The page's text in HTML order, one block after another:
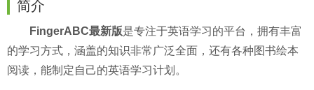
简介
FingerABC最新版是专注于英语学习的平台，拥有丰富
的学习方式，涵盖的知识非常广泛全面，还有各种图书绘本
阅读，能制定自己的英语学习计划。